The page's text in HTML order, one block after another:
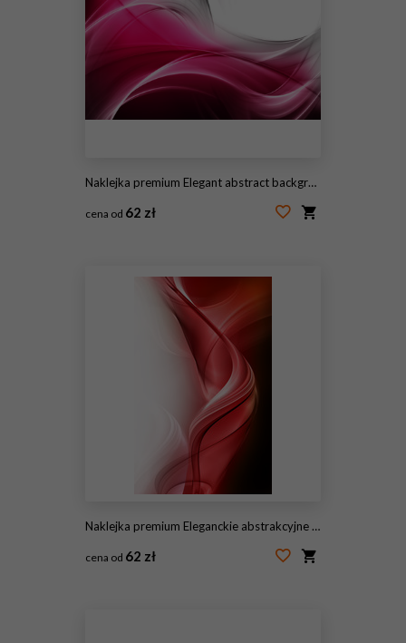
Naklejka premium Elegant abstract background for your awesome ideas
cena od 62 zł
Naklejka premium Eleganckie abstrakcyjne tło dla twoich niesamowitych pomysłów
cena od 62 zł